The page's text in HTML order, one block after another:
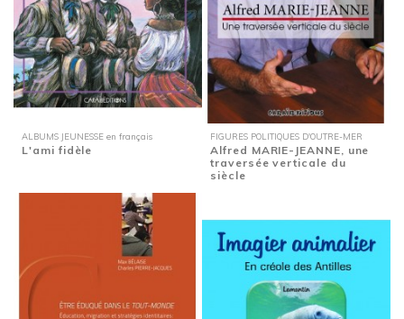
ALBUMS JEUNESSE en français
L'ami fidèle
FIGURES POLITIQUES D'OUTRE-MER
Alfred MARIE-JEANNE, une
traversée verticale du
siècle